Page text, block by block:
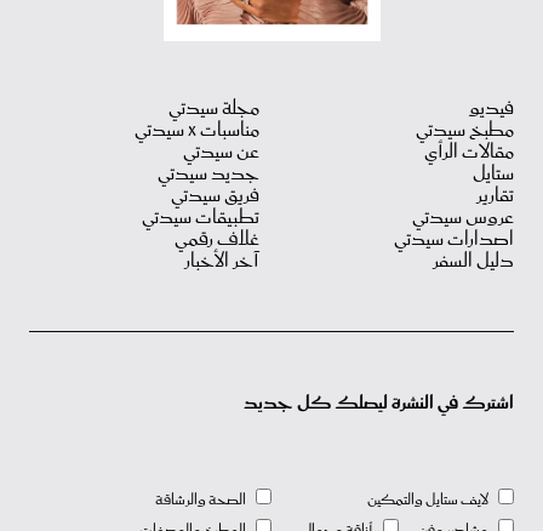
فيديو
مطبخ سيدتي
مقالات الرأي
ستايل
تقارير
عروس سيدتي
اصدارات سيدتي
دليل السفر
مجلة سيدتي
مناسبات X سيدتي
عن سيدتي
جديد سيدتي
فريق سيدتي
تطبيقات سيدتي
غلاف رقمي
آخر الأخبار
اشترك في النشرة ليصلك كل جديد
لايف ستايل والتمكين
الصحة والرشاقة